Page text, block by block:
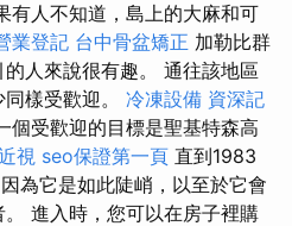
有人不知道，島上的大麻和可
業登記 台中骨盆矯正 加勒比群
人來說很有趣。 通往該地區
樣受歡迎。 冷凍設備 資深記
個受歡迎的目標是聖基特森高
視 seo保證第一頁 直到1983
為它是如此陡峭，以至於它會
進入時，您可以在房子裡購